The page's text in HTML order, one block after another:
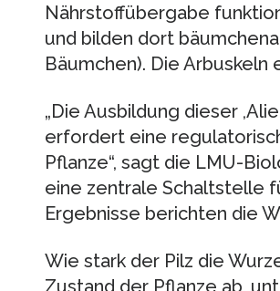
Nährstoffübergabe
und bilden dort
Bäumchen). Die
„Die Ausbildung dieser
erfordert eine
Pflanze“, sagt die LMU-
eine zentrale Schaltstelle
Ergebnisse berichten die
Wie stark der Pilz die